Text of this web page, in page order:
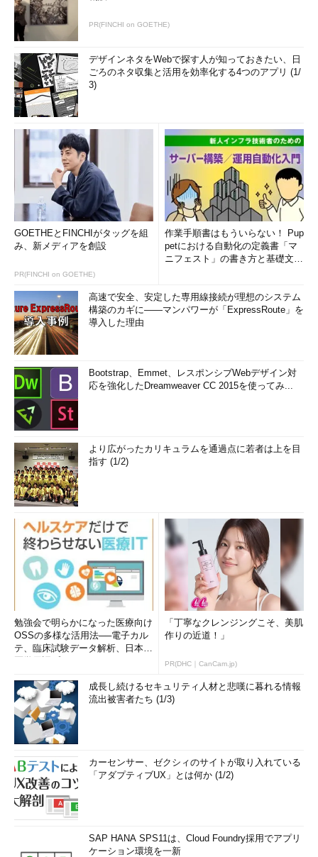
PR(FINCHI on GOETHE)
デザインネタをWebで探す人が知っておきたい、日
ごろのネタ収集と活用を効率化する4つのアプリ (1/
3)
GOETHEとFINCHIがタッグを組
み、新メディアを創設
PR(FINCHI on GOETHE)
作業手順書はもういらない！ Pup
petにおける自動化の定義書「マ
ニフェスト」の書き方と基礎文法
高速で安全、安定した専用線接続が理想のシステム
構築のカギに――マンパワーが「ExpressRoute」を
導入した理由
Bootstrap、Emmet、レスポンシブWebデザイン対
応を強化したDreamweaver CC 2015を使ってみ...
より広がったカリキュラムを通過点に若者は上を目
指す (1/2)
勉強会で明らかになった医療向け
OSSの多様な活用法──電子カル
テ、臨床試験データ解析、日本語
「丁寧なクレンジングこそ、美肌
作りの近道！」
PR(DHC｜CanCam.jp)
成長し続けるセキュリティ人材と悲嘆に暮れる情報
流出被害者たち (1/3)
カーセンサー、ゼクシィのサイトが取り入れている
「アダプティブUX」とは何か (1/2)
SAP HANA SPS11は、Cloud Foundry採用でアプリ
ケーション環境を一新